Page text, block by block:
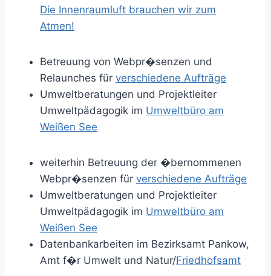
Die Innenraumluft brauchen wir zum
Atmen!
Betreuung von Webpr�senzen und
Relaunches für verschiedene Aufträge
Umweltberatungen und Projektleiter
Umweltpädagogik im Umweltbüro am
Weißen See
weiterhin Betreuung der �bernommenen
Webpr�senzen für verschiedene Aufträge
Umweltberatungen und Projektleiter
Umweltpädagogik im Umweltbüro am
Weißen See
Datenbankarbeiten im Bezirksamt Pankow,
Amt f�r Umwelt und Natur/Friedhofsamt